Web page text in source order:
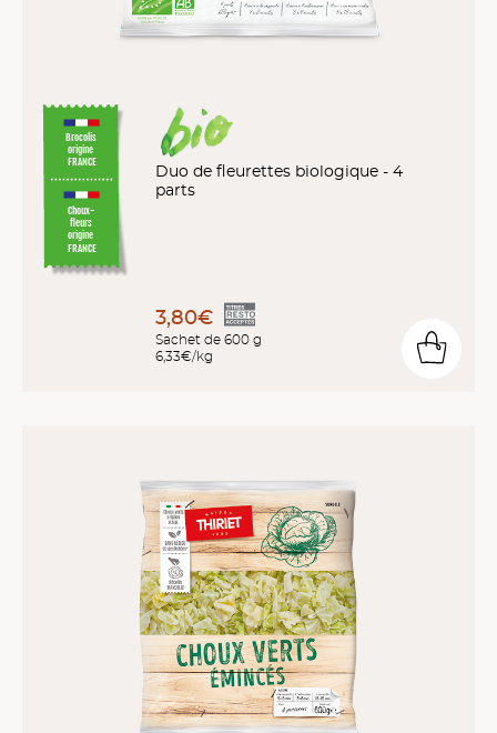
Brocolis
origine
FRANCE
Choux-
fleurs
origine
FRANCE
Duo de fleurettes biologique - 4
parts
3,80€
Sachet de 600 g
6,33€/kg